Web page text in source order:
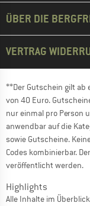
ÜBER DIE
VERTRAG
**Der Gutschein gilt ab
von 40 Euro.
nur einmal pro Person
anwendbar auf die
sowie Gutscheine.
Codes kombinierbar.
veröffentlicht werden.
Highlights
Alle Inhalte im